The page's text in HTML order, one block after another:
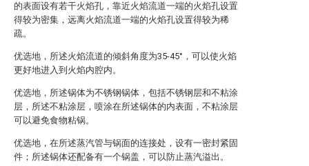
的表面设有若干火焰孔，靠近火焰流道一端的火焰孔设置
得较为密集，远离火焰流道一端的火焰孔设置得较为稀
疏。
优选地，所述火焰流道的倾斜角度为35-45°，可以使火焰
更好地进入到火焰内腔内。
优选地，所述锅体为不锈钢锅体，包括不锈钢层和不粘涂
层，所述不粘涂层，喷涂在所述锅体的内表面，不粘涂层
可以避免食物粘锅。
优选地，在所述蒸汽管与锅面的连接处，设有一密封紧固
件；所述锅体还配备有一个锅盖，可以防止蒸汽溢出。